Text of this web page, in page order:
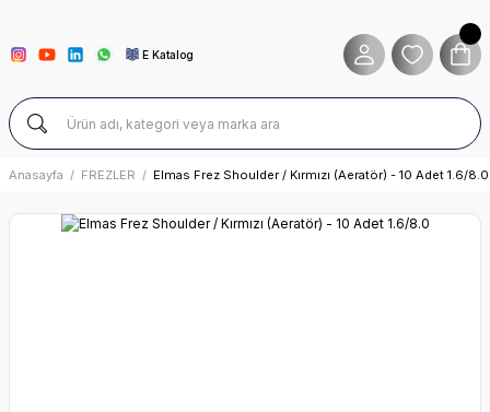
E Katalog
Anasayfa FREZLER Elmas Frez Shoulder / Kırmızı (Aeratör) - 10 Adet 1.6/8.0